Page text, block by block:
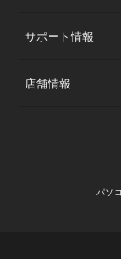
サポート情報
店舗情報
パソ